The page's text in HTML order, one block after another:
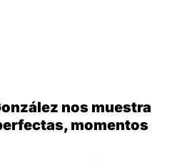
nos muestra
momentos